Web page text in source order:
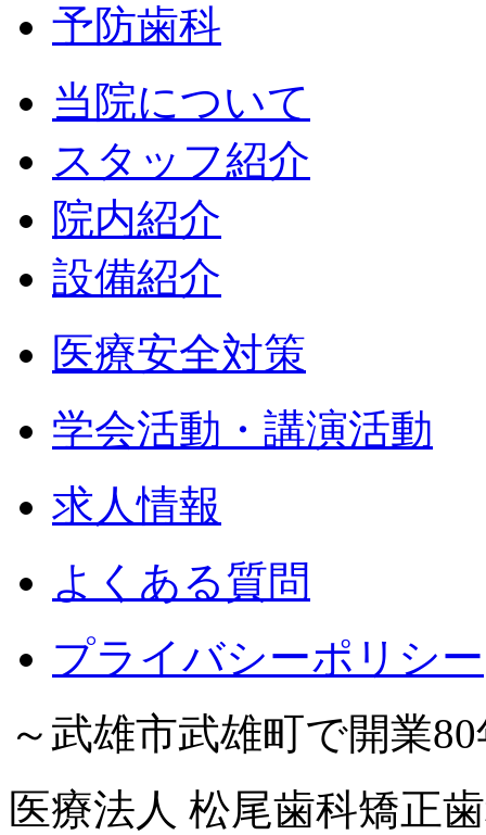
予防歯科
当院について
スタッフ紹介
院内紹介
設備紹介
医療安全対策
学会活動・講演活動
求人情報
よくある質問
プライバシーポリシー
～武雄市武雄町で開業
医療法人 松尾歯科矯正